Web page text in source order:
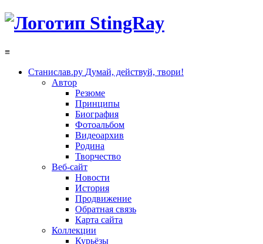
≡
Станислав.ру Думай, действуй, твори!
Автор
Резюме
Принципы
Биография
Фотоальбом
Видеоархив
Родина
Творчество
Веб-сайт
Новости
История
Продвижение
Обратная связь
Карта сайта
Коллекции
Курьёзы